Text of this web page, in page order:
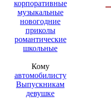
корпоративные
музыкальные
новогодние
приколы
романтические
школьные
Кому
автомобилисту
Выпускникам
девушке